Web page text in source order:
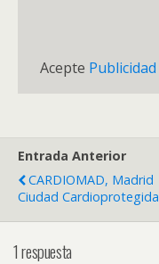
Acepte Publicidad
Entrada Anterior
CARDIOMAD, Madrid
Ciudad Cardioprotegida
1 respuesta